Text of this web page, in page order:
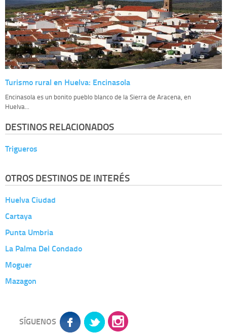
Turismo rural en Huelva: Encinasola
Encinasola es un bonito pueblo blanco de la Sierra de Aracena, en
Huelva...
DESTINOS RELACIONADOS
Trigueros
OTROS DESTINOS DE INTERÉS
Huelva Ciudad
Cartaya
Punta Umbria
La Palma Del Condado
Moguer
Mazagon
SÍGUENOS